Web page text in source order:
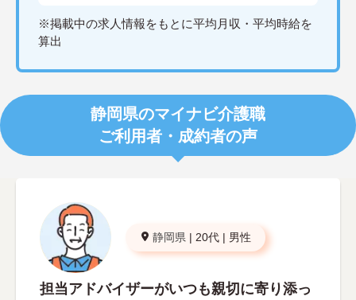
※掲載中の求人情報をもとに平均月収・平均時給を
算出
静岡県のマイナビ介護職
ご利用者・成約者の声
静岡県 | 20代 | 男性
担当アドバイザーがいつも親切に寄り添っ